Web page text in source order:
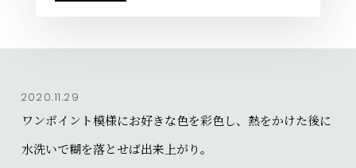
2020.11.29
ワンポイント模様にお好きな色を彩色し、熱をかけた後に
水洗いで糊を落とせば出来上がり。